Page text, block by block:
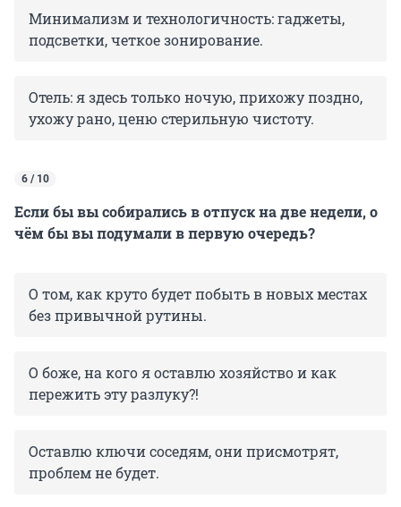
Минимализм и технологичность: гаджеты,
подсветки, четкое зонирование.
Отель: я здесь только ночую, прихожу поздно,
ухожу рано, ценю стерильную чистоту.
6 / 10
Если бы вы собирались в отпуск на две недели, о
чём бы вы подумали в первую очередь?
О том, как круто будет побыть в новых местах
без привычной рутины.
О боже, на кого я оставлю хозяйство и как
пережить эту разлуку?!
Оставлю ключи соседям, они присмотрят,
проблем не будет.